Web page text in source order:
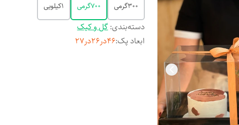
۳۰۰گرمی ۷۰۰گرمی ۱کیلویی
دسته‌بندی:گل و کیک
ابعاد پک:۴۶در۲۶در۲۷